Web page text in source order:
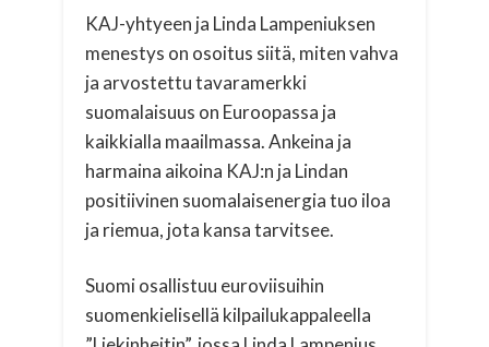
KAJ-yhtyeen ja Linda Lampeniuksen
menestys on osoitus siitä, miten vahva
ja arvostettu tavaramerkki
suomalaisuus on Euroopassa ja
kaikkialla maailmassa. Ankeina ja
harmaina aikoina KAJ:n ja Lindan
positiivinen suomalaisenergia tuo iloa
ja riemua, jota kansa tarvitsee.
Suomi osallistuu euroviisuihin
suomenkielisellä kilpailukappaleella